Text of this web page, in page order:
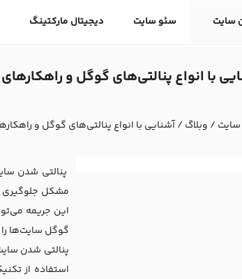
سایت سئو سایت دیجیتال مارکتینگ
با انواع پنالتی‌های گوگل و
سایت / وبلاگ /آشنایی با انواع پنالتی‌های گوگل و
پنالتی شدن
مشکل جلوگیری
این جریمه
گوگل سایت‌ها
پنالتی شدن
استفاده از